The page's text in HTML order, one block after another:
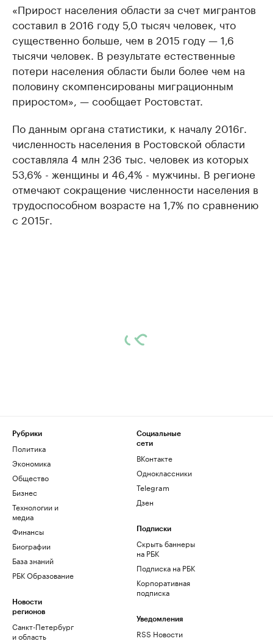
«Прирост населения области за счет мигрантов
составил в 2016 году 5,0 тысяч человек, что
существенно больше, чем в 2015 году — 1,6
тысячи человек. В результате естественные
потери населения области были более чем на
половину скомпенсированы миграционным
приростом», — сообщает Ростовстат.
По данным органа статистики, к началу 2016г.
численность населения в Ростовской области
составляла 4 млн 236 тыс. человек из которых
53,6% - женщины и 46,4% - мужчины. В регионе
отмечают сокращение численности населения в
трудоспособном возрасте на 1,7% по сравнению
с 2015г.
Рубрики
Политика
Экономика
Общество
Бизнес
Технологии и
медиа
Финансы
Биографии
База знаний
РБК Образование
Новости
регионов
Санкт-Петербург
и область
Социальные
сети
ВКонтакте
Одноклассники
Telegram
Дзен
Подписки
Скрыть баннеры
на РБК
Подписка на РБК
Корпоративная
подписка
Уведомления
RSS Новости